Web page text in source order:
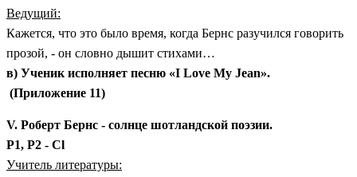
Ведущий:
Кажется, что это было время, когда Бернс разучился говорить
прозой, - он словно дышит стихами…
в) Ученик исполняет песню «I Love My Jean».
(Приложение 11)
V. Роберт Бернс - солнце шотландской поэзии.
P1, P2 - Cl
Учитель литературы: